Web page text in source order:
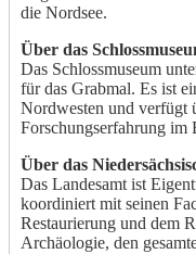
die Nordsee.
Über das
Das Schlossmuseum
für das Grabmal. Es ist
Nordwesten und verfügt
Forschungserfahrung im
Über das
Das Landesamt ist
koordiniert mit seinen
Restaurierung und dem
Archäologie, den